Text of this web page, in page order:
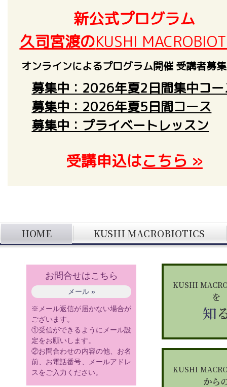
新公式プログラム
久司宮渡のKUSHI
オンラインによるプログラム開催 受講者募
募集中：2026年夏2日間集中コ
募集中：2026年夏5日間コース
募集中：プライベートレッスン
受講申込はこちら »
HOME KUSHI MACROBIOTICS
KUSHI
を
知
KUSHI
から
お問合せはこちら
メール »
※メール返信が届かない場合が
ございます。
①受信ができるようにメール設
定をお願いします。
②お問合わせの内容の他、お名
前、お電話番号、メールアドレ
スをご入力ください。